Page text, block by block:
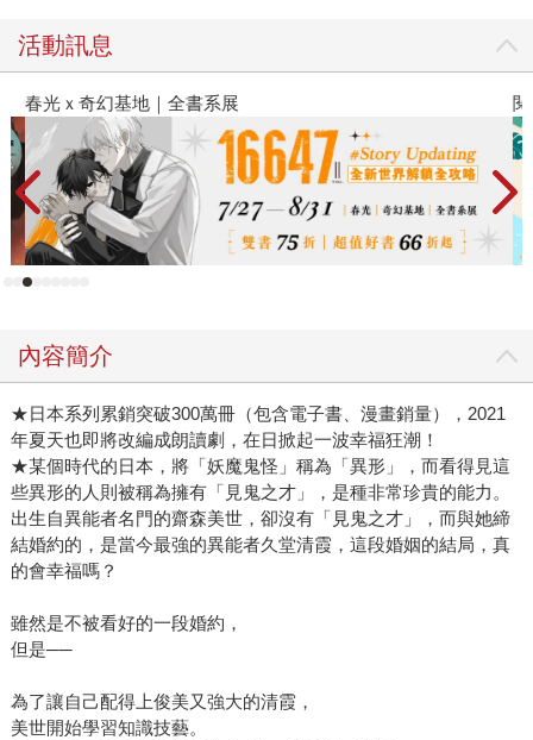
活動訊息
春光ｘ奇幻基地｜全書系展
內容簡介
★日本系列累銷突破300萬冊（包含電子書、漫畫銷量），2021
年夏天也即將改編成朗讀劇，在日掀起一波幸福狂潮！
★某個時代的日本，將「妖魔鬼怪」稱為「異形」，而看得見這
些異形的人則被稱為擁有「見鬼之才」，是種非常珍貴的能力。
出生自異能者名門的齋森美世，卻沒有「見鬼之才」，而與她締
結婚約的，是當今最強的異能者久堂清霞，這段婚姻的結局，真
的會幸福嗎？
雖然是不被看好的一段婚約，
但是──
為了讓自己配得上俊美又強大的清霞，
美世開始學習知識技藝。